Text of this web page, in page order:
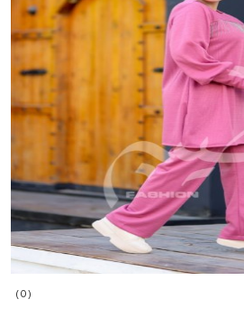
(0)